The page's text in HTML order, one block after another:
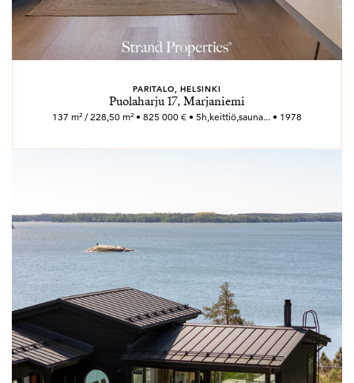
PARITALO, HELSINKI
Puolaharju 17, Marjaniemi
137 m² / 228,50 m² • 825 000 € • 5h,keittiö,sauna... • 1978